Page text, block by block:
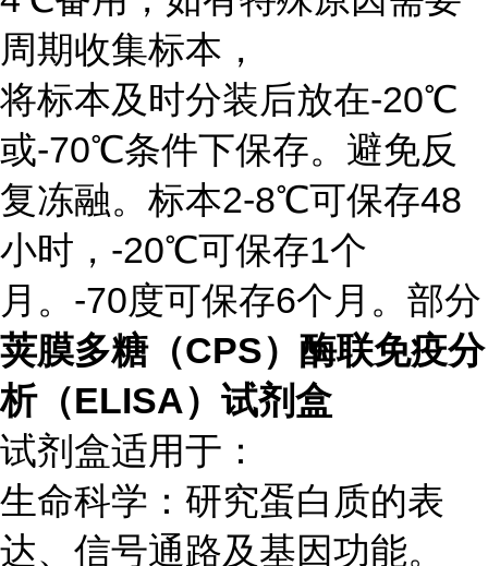
周期收集标本，
将标本及时分装后放在-20℃
或-70℃条件下保存。避免反
复冻融。标本2-8℃可保存48
小时，-20℃可保存1个
月。-70度可保存6个月。部分
荚膜多糖（CPS）酶联免疫分
析（ELISA）试剂盒
试剂盒适用于：
生命科学：研究蛋白质的表
达、信号通路及基因功能。